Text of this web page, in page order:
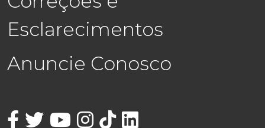
Esclarecimentos
Anuncie Conosco